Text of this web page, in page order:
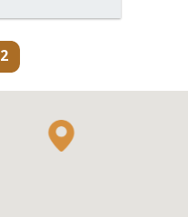
2(current)